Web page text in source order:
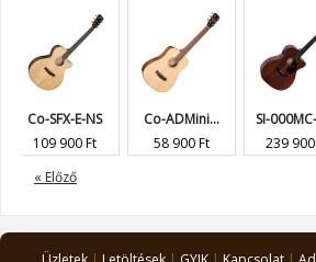
« Előző
Co-SFX-E-NS
109 900 Ft
Co-ADMini...
58 900 Ft
SI-000MC-15E
239 900 Ft